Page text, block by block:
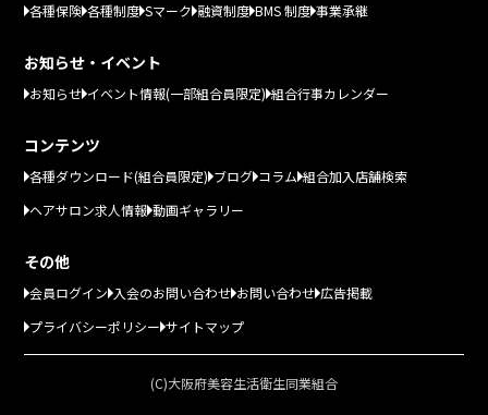
各種保険 各種制度 Sマーク 融資制度 BMS 制度 事業承継
お知らせ・イベント
お知らせ イベント情報(一部組合員限定) 組合行事カレンダー
コンテンツ
各種ダウンロード(組合員限定) ブログ コラム 組合加入店舗検索
ヘアサロン求人情報 動画ギャラリー
その他
会員ログイン 入会のお問い合わせ お問い合わせ 広告掲載
プライバシーポリシー サイトマップ
(C)大阪府美容生活衛生同業組合